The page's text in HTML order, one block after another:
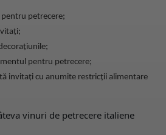
petrecere;
pentru petrecere;
invitați cu anumite restricții alimentare
vinuri de petrecere italiene